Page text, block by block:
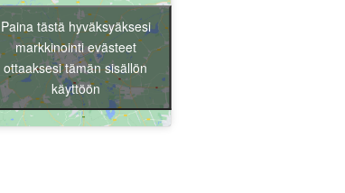
Paina tästä hyväksyäksesi
markkinointi evästeet
ottaaksesi tämän sisällön
käyttöön